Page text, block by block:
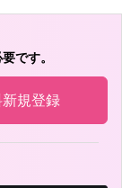
です。
規登録